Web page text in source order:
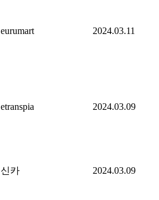
eurumart 2024.03.11
etranspia 2024.03.09
신카 2024.03.09